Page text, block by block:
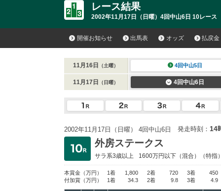
レース結果
2002年11月17日（日曜）4回中山6日 10レース
開催お知らせ 出馬表 オッズ 払戻金
11月16日 （土曜） 4回中山5日
11月17日 （日曜） 4回中山6日
2002年11月17日（日曜） 4回中山6日 発走時刻： 14
外房ステークス
サラ系3歳以上 1600万円以下 （混合）（特指
本賞金 （万円） 1着 1,800 2着 720 3着
450
付加賞 （万円） 1着 34.3 2着 9.8 3着 4.9